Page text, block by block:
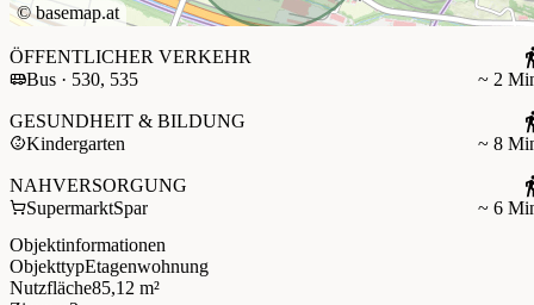
©basemap.at
ÖFFENTLICHER VERKEHR
Bus · 530, 535
~ 2
GESUNDHEIT & BILDUNG
Kindergarten
~ 8
NAHVERSORGUNG
SupermarktSpar
~ 6
Objektinformationen
ObjekttypEtagenwohnung
Nutzfläche85,12 m²